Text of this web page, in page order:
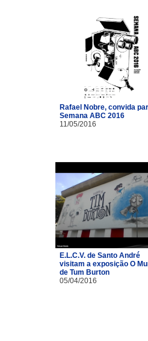
Rafael Nobre, convida
Semana ABC 2016
11/05/2016
E.L.C.V. de Santo André
visitam a exposição O
de Tum Burton
05/04/2016